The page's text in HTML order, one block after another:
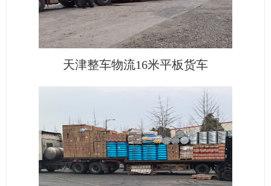
天津整车物流16米平板货车